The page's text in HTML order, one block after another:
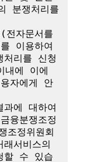
분쟁처리를
자문서를
이용하여
처리를 신청
에 이에
자에게 안
에 대하여
융분쟁조정
조정위원회
서비스의
할 수 있습